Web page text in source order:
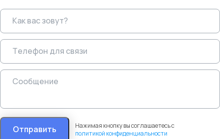
Отправить
Нажимая кнопку вы соглашаетесь с
политикой конфиденциальности